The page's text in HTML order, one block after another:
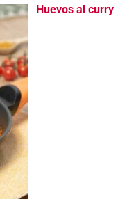
Huevos al curry